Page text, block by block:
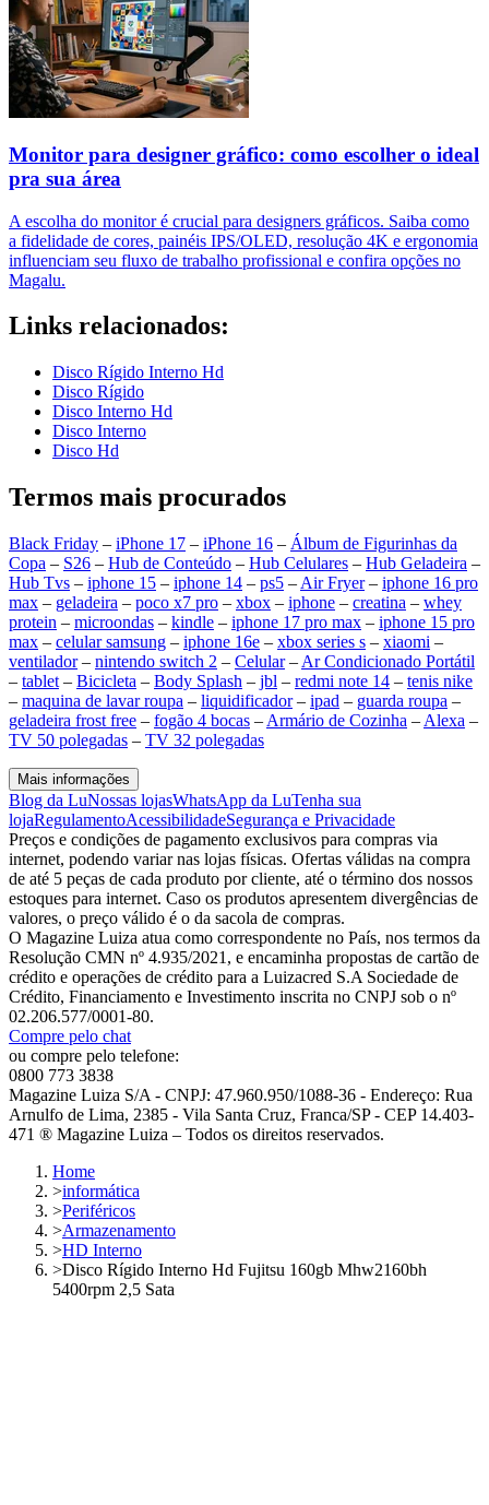
Monitor para designer gráfico: como escolher o ideal
pra sua área
A escolha do monitor é crucial para designers gráficos. Saiba como
a fidelidade de cores, painéis IPS/OLED, resolução 4K e ergonomia
influenciam seu fluxo de trabalho profissional e confira opções no
Magalu.
Links relacionados:
Disco Rígido Interno Hd
Disco Rígido
Disco Interno Hd
Disco Interno
Disco Hd
Termos mais procurados
Black Friday – iPhone 17 – iPhone 16 – Álbum de Figurinhas da
Copa – S26 – Hub de Conteúdo – Hub Celulares – Hub Geladeira –
Hub Tvs – iphone 15 – iphone 14 – ps5 – Air Fryer– iphone 16 pro
max – geladeira – poco x7 pro – xbox – iphone – creatina – whey
protein – microondas – kindle – iphone 17 pro max – iphone 15 pro
max – celular samsung – iphone 16e – xbox series s – xiaomi –
ventilador– nintendo switch 2 – Celular– Ar Condicionado Portátil
– tablet – Bicicleta – Body Splash – jbl – redmi note 14 – tenis nike
– maquina de lavar roupa – liquidificador– ipad – guarda roupa –
geladeira frost free – fogão 4 bocas – Armário de Cozinha – Alexa –
TV 50 polegadas – TV 32 polegadas
Mais informações
Blog da LuNossas lojasWhatsApp da LuTenha sua
lojaRegulamentoAcessibilidadeSegurança e Privacidade
Preços e condições de pagamento exclusivos para compras via
internet, podendo variar nas lojas físicas. Ofertas válidas na compra
de até 5 peças de cada produto por cliente, até o término dos nossos
estoques para internet. Caso os produtos apresentem divergências de
valores, o preço válido é o da sacola de compras.
O Magazine Luiza atua como correspondente no País, nos termos da
Resolução CMN nº 4.935/2021, e encaminha propostas de cartão de
crédito e operações de crédito para a Luizacred S.A Sociedade de
Crédito, Financiamento e Investimento inscrita no CNPJ sob o nº
02.206.577/0001-80.
Compre pelo chat
ou compre pelo telefone:
0800 773 3838
Magazine Luiza S/A - CNPJ: 47.960.950/1088-36 - Endereço: Rua
Arnulfo de Lima, 2385 - Vila Santa Cruz, Franca/SP - CEP 14.403-
471 ® Magazine Luiza – Todos os direitos reservados.
Home
>informática
>Periféricos
>Armazenamento
>HD Interno
>Disco Rígido Interno Hd Fujitsu 160gb Mhw2160bh
5400rpm 2,5 Sata